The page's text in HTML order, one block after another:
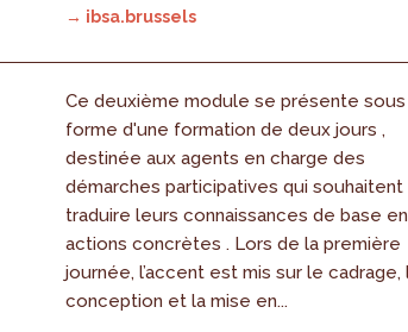
→ ibsa.brussels
Ce deuxième module se présente sous
forme d'une formation de deux jours ,
destinée aux agents en charge des
démarches participatives qui souhaitent
traduire leurs connaissances de base en
actions concrètes . Lors de la première
journée, l’accent est mis sur le cadrage,
conception et la mise en...